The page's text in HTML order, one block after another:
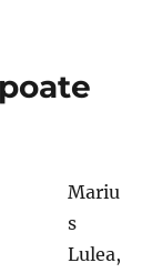
Mariu
s
Lulea,